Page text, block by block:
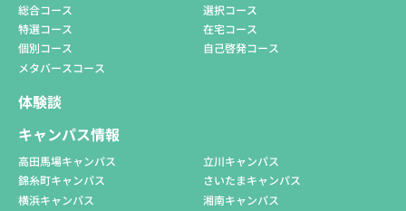
総合コース
選択コース
特選コース
在宅コース
個別コース
自己啓発コース
メタバースコース
体験談
キャンパス情報
高田馬場キャンパス
立川キャンパス
錦糸町キャンパス
さいたまキャンパス
横浜キャンパス
湘南キャンパス